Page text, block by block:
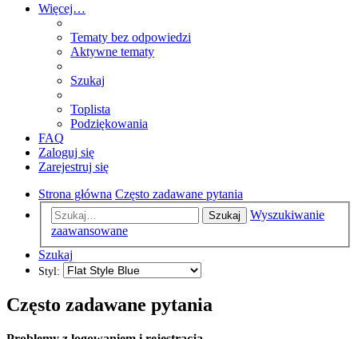
Więcej…
Tematy bez odpowiedzi
Aktywne tematy
Szukaj
Toplista
Podziękowania
FAQ
Zaloguj się
Zarejestruj się
Strona główna Często zadawane pytania
Szukaj
Wyszukiwanie
zaawansowane
Szukaj
Styl:
Często zadawane pytania